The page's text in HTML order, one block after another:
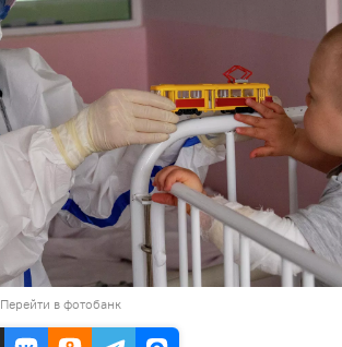
Перейти в фотобанк